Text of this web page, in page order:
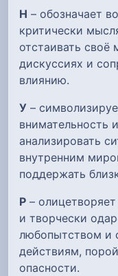
Н – обозначает
критически
отстаивать своё
дискуссиях и
влиянию.
У –
внимательность
анализировать
внутренним
поддержать
Р –
и творчески
любопытством и
действиям,
опасности.